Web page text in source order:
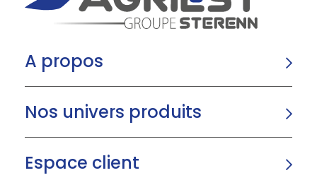
A propos
Nos univers produits
Espace client